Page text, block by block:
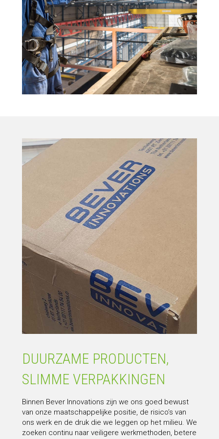
DUURZAME PRODUCTEN,
SLIMME VERPAKKINGEN
Binnen Bever Innovations zijn we ons goed bewust
van onze maatschappelijke positie, de risico’s van
ons werk en de druk die we leggen op het milieu. We
zoeken continu naar veiligere werkmethoden, betere